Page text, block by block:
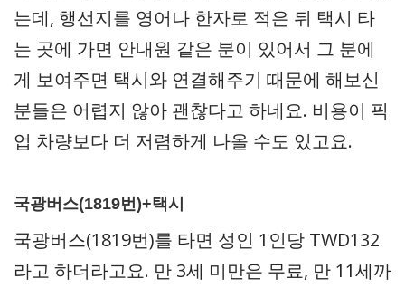
는데, 행선지를 영어나 한자로 적은 뒤 택시 타
는 곳에 가면 안내원 같은 분이 있어서 그 분에
게 보여주면 택시와 연결해주기 때문에 해보신
분들은 어렵지 않아 괜찮다고 하네요. 비용이 픽
업 차량보다 더 저렴하게 나올 수도 있고요.
국광버스(1819번)+택시
국광버스(1819번)를 타면 성인 1인당 TWD132
라고 하더라고요. 만 3세 미만은 무료, 만 11세까